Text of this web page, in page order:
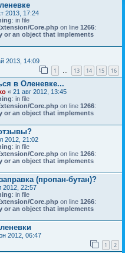
2013, 17:24
: in file
Core.php on line 1266:
or an object that implements
2013, 14:09
1 … 13 14 15 16
в Оленевке...
« 21 авг 2012, 13:45
: in file
Core.php on line 1266:
or an object that implements
2012, 21:02
: in file
Core.php on line 1266:
or an object that implements
(пропан-бутан)?
2012, 22:57
: in file
Core.php on line 1266:
or an object that implements
2012, 06:47
1 2